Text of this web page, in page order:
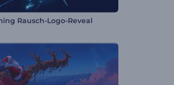
Rausch-Logo-Reveal